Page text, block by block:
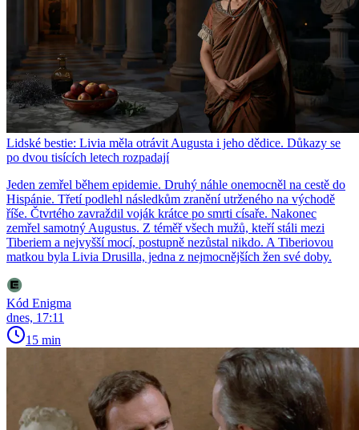
Lidské bestie: Livia měla otrávit Augusta i jeho dědice. Důkazy se
po dvou tisících letech rozpadají
Jeden zemřel během epidemie. Druhý náhle onemocněl na cestě do
Hispánie. Třetí podlehl následkům zranění utrženého na východě
říše. Čtvrtého zavraždil voják krátce po smrti císaře. Nakonec
zemřel samotný Augustus. Z téměř všech mužů, kteří stáli mezi
Tiberiem a nejvyšší mocí, postupně nezůstal nikdo. A Tiberiovou
matkou byla Livia Drusilla, jedna z nejmocnějších žen své doby.
Kód Enigma
dnes, 17:11
15 min